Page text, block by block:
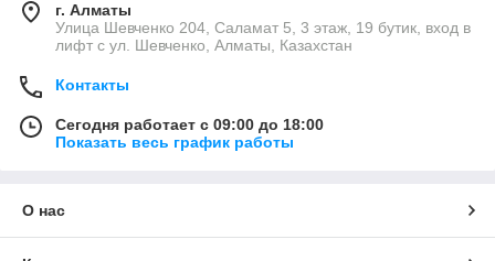
г. Алматы
​Улица Шевченко 204, Саламат 5, ​3 этаж, 19 бутик, вход в
лифт с ул. Шевченко, Алматы, Казахстан
Контакты
Сегодня работает с 09:00 до 18:00
Показать весь график работы
О нас